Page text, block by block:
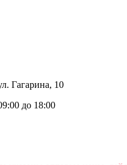
Гагарина, 10
до 18:00